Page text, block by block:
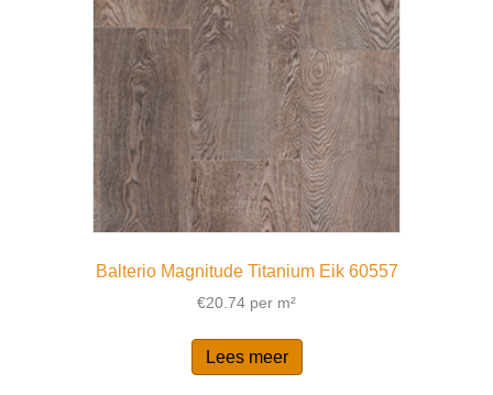
Balterio Magnitude Titanium Eik 60557
€20.74 per m²
Lees meer